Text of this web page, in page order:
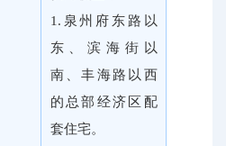
1.泉州府东路以
东、滨海街以
南、丰海路以西
的总部经济区配
套住宅。